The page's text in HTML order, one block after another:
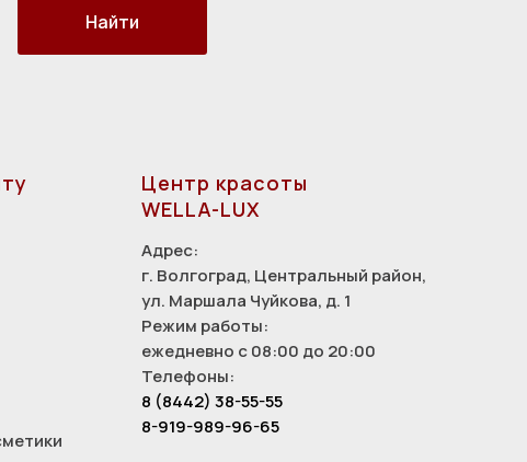
Найти
Центр красоты
WELLA-LUX
Адрес:
г. Волгоград, Центральный район,
ул. Маршала Чуйкова, д. 1
Режим работы:
ежедневно с 08:00 до 20:00
Телефоны:
8 (8442) 38-55-55
8-919-989-96-65